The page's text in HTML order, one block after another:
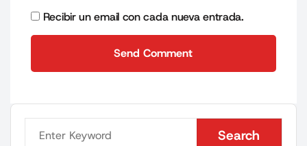
Recibir un email con cada nueva entrada.
Send Comment
Search